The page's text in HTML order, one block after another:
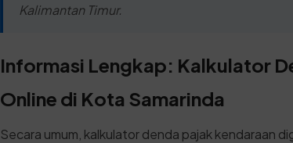
Kalimantan Timur.
Informasi Lengkap: Kalkulator
Online di Kota Samarinda
Secara umum, kalkulator denda pajak kendaraan